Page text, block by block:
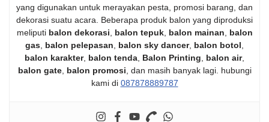
yang digunakan untuk merayakan pesta, promosi barang, dan
dekorasi suatu acara. Beberapa produk balon yang diproduksi
meliputi balon dekorasi balon tepuk, balon mainan
balon
gas balon pelepasan balon sky dancer, balon botol
balon karakter, balon tenda Balon Printing balon air,
balon gate, balon promosi , dan masih banyak lagi. hubungi
kami di 087878889787